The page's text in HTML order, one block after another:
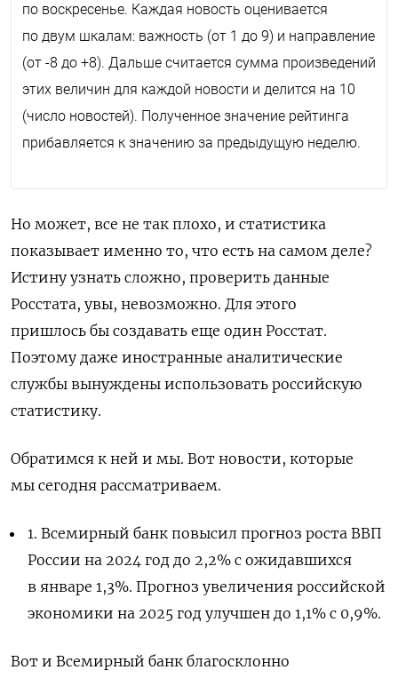
по воскресенье. Каждая новость оценивается
по двум шкалам: важность (от 1 до 9) и направление
(от -8 до +8). Дальше считается сумма произведений
этих величин для каждой новости и делится на 10
(число новостей). Полученное значение рейтинга
прибавляется к значению за предыдущую неделю.
Но может, все не так плохо, и статистика
показывает именно то, что есть на самом деле?
Истину узнать сложно, проверить данные
Росстата, увы, невозможно. Для этого
пришлось бы создавать еще один Росстат.
Поэтому даже иностранные аналитические
службы вынуждены использовать российскую
статистику.
Обратимся к ней и мы. Вот новости, которые
мы сегодня рассматриваем.
1. Всемирный банк повысил прогноз роста ВВП
России на 2024 год до 2,2% с ожидавшихся
в январе 1,3%.Прогноз увеличения российской
экономики на 2025 год улучшен до 1,1% с 0,9%.
Вот и Всемирный банк благосклонно